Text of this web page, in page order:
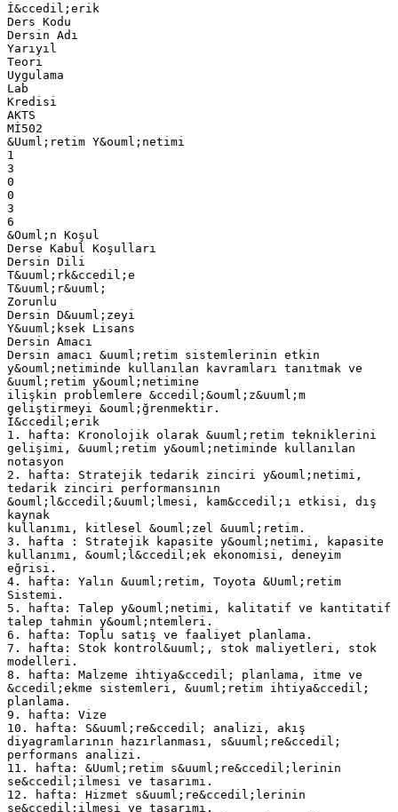
İ&ccedil;erik
Ders Kodu
Dersin Adı
Yarıyıl
Teori
Uygulama
Lab
Kredisi
AKTS
Mİ502
&Uuml;retim Y&ouml;netimi
1
3
0
0
3
6
&Ouml;n Koşul
Derse Kabul Koşulları
Dersin Dili
T&uuml;rk&ccedil;e
T&uuml;r&uuml;
Zorunlu
Dersin D&uuml;zeyi
Y&uuml;ksek Lisans
Dersin Amacı
Dersin amacı &uuml;retim sistemlerinin etkin
y&ouml;netiminde kullanılan kavramları tanıtmak ve
&uuml;retim y&ouml;netimine
ilişkin problemlere &ccedil;&ouml;z&uuml;m
geliştirmeyi &ouml;ğrenmektir.
İ&ccedil;erik
1. hafta: Kronolojik olarak &uuml;retim tekniklerini
gelişimi, &uuml;retim y&ouml;netiminde kullanılan
notasyon
2. hafta: Stratejik tedarik zinciri y&ouml;netimi,
tedarik zinciri performansının
&ouml;l&ccedil;&uuml;lmesi, kam&ccedil;ı etkisi, dış
kaynak
kullanımı, kitlesel &ouml;zel &uuml;retim.
3. hafta : Stratejik kapasite y&ouml;netimi, kapasite
kullanımı, &ouml;l&ccedil;ek ekonomisi, deneyim
eğrisi.
4. hafta: Yalın &uuml;retim, Toyota &Uuml;retim
Sistemi.
5. hafta: Talep y&ouml;netimi, kalitatif ve kantitatif
talep tahmin y&ouml;ntemleri.
6. hafta: Toplu satış ve faaliyet planlama.
7. hafta: Stok kontrol&uuml;, stok maliyetleri, stok
modelleri.
8. hafta: Malzeme ihtiya&ccedil; planlama, itme ve
&ccedil;ekme sistemleri, &uuml;retim ihtiya&ccedil;
planlama.
9. hafta: Vize
10. hafta: S&uuml;re&ccedil; analizi, akış
diyagramlarının hazırlanması, s&uuml;re&ccedil;
performans analizi.
11. hafta: &Uuml;retim s&uuml;re&ccedil;lerinin
se&ccedil;ilmesi ve tasarımı.
12. hafta: Hizmet s&uuml;re&ccedil;lerinin
se&ccedil;ilmesi ve tasarımı.